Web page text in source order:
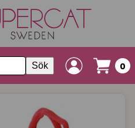
Sök 0